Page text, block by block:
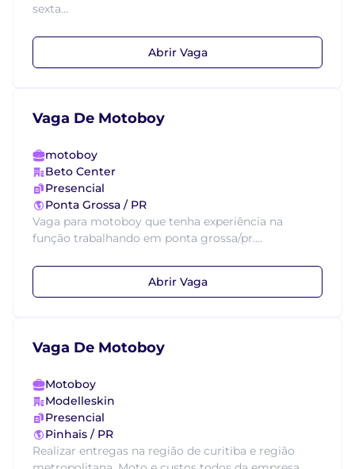
sexta...
Abrir Vaga
Vaga De Motoboy
motoboy
Beto Center
Presencial
Ponta Grossa / PR
Vaga para motoboy que tenha experiência na
função trabalhando em ponta grossa/pr....
Abrir Vaga
Vaga De Motoboy
Motoboy
Modelleskin
Presencial
Pinhais / PR
Realizar entregas na região de curitiba e região